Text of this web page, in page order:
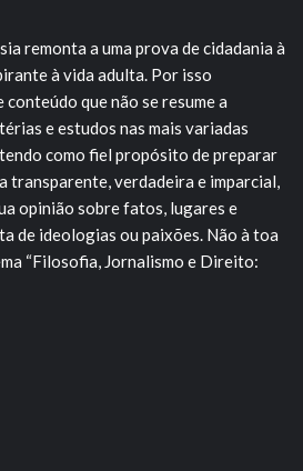
remonta a uma prova de cidadania à
à vida adulta. Por isso
que não se resume a
e estudos nas mais variadas
como fiel propósito de preparar
transparente, verdadeira e imparcial,
opinião sobre fatos, lugares e
de ideologias ou paixões. Não à toa
“Filosofia, Jornalismo e Direito: